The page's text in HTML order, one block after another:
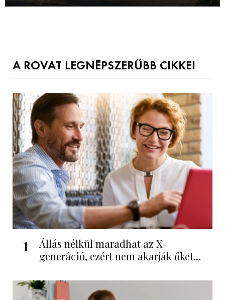
A ROVAT LEGNÉPSZERŰBB CIKKEI
1
Állás nélkül maradhat az X-
generáció, ezért nem akarják őket...